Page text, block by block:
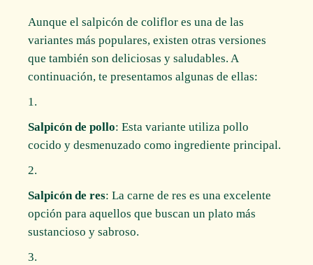
Aunque el salpicón de coliflor es una de las
variantes más populares, existen otras versiones
que también son deliciosas y saludables. A
continuación, te presentamos algunas de ellas:
Salpicón de pollo: Esta variante utiliza pollo
cocido y desmenuzado como ingrediente principal.
Salpicón de res: La carne de res es una excelente
opción para aquellos que buscan un plato más
sustancioso y sabroso.